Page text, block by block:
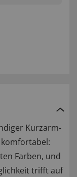
Kurzarm-
Farben, und
trifft auf